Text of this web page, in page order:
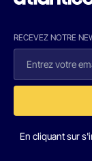
RECEVEZ NOTRE
En cliquant sur